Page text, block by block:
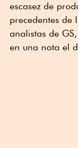
escasez de
⁠precedentes de
analistas de
en una nota el